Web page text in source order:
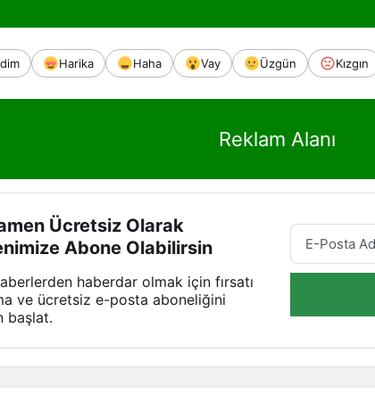
Harika Haha Vay Üzgün Kızgın
Reklam Alanı
Ücretsiz Olarak
Abone Olabilirsin
haberdar olmak için fırsatı
ve ücretsiz e-posta aboneliğini
başlat.